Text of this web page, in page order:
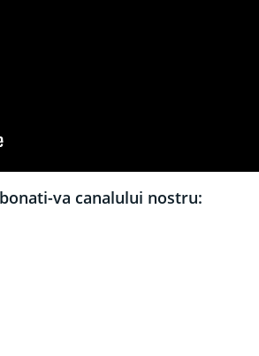
va canalului nostru: